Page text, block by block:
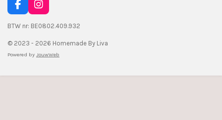
F
a
c
b
o
k
I
n
s
a
g
a
BTW nr: BE0802.409.932
© 2023 - 2026 Homemade By Liva
Powered by JouwWeb